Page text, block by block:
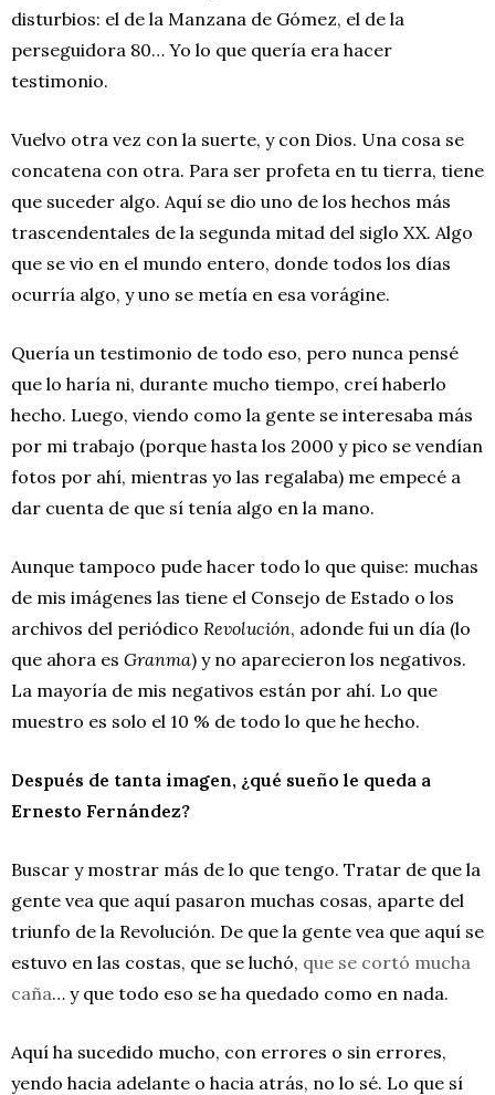
disturbios: el de la Manzana de Gómez, el de la
perseguidora 80… Yo lo que quería era hacer
testimonio.
Vuelvo otra vez con la suerte, y con Dios. Una cosa se
concatena con otra. Para ser profeta en tu tierra, tiene
que suceder algo. Aquí se dio uno de los hechos más
trascendentales de la segunda mitad del siglo XX. Algo
que se vio en el mundo entero, donde todos los días
ocurría algo, y uno se metía en esa vorágine.
Quería un testimonio de todo eso, pero nunca pensé
que lo haría ni, durante mucho tiempo, creí haberlo
hecho. Luego, viendo como la gente se interesaba más
por mi trabajo (porque hasta los 2000 y pico se vendían
fotos por ahí, mientras yo las regalaba) me empecé a
dar cuenta de que sí tenía algo en la mano.
Aunque tampoco pude hacer todo lo que quise: muchas
de mis imágenes las tiene el Consejo de Estado o los
archivos del periódico Revolución, adonde fui un día (lo
que ahora es Granma) y no aparecieron los negativos.
La mayoría de mis negativos están por ahí. Lo que
muestro es solo el 10 % de todo lo que he hecho.
Después de tanta imagen, ¿qué sueño le queda a
Ernesto Fernández?
Buscar y mostrar más de lo que tengo. Tratar de que la
gente vea que aquí pasaron muchas cosas, aparte del
triunfo de la Revolución. De que la gente vea que aquí se
estuvo en las costas, que se luchó, que se cortó mucha
caña… y que todo eso se ha quedado como en nada.
Aquí ha sucedido mucho, con errores o sin errores,
yendo hacia adelante o hacia atrás, no lo sé. Lo que sí